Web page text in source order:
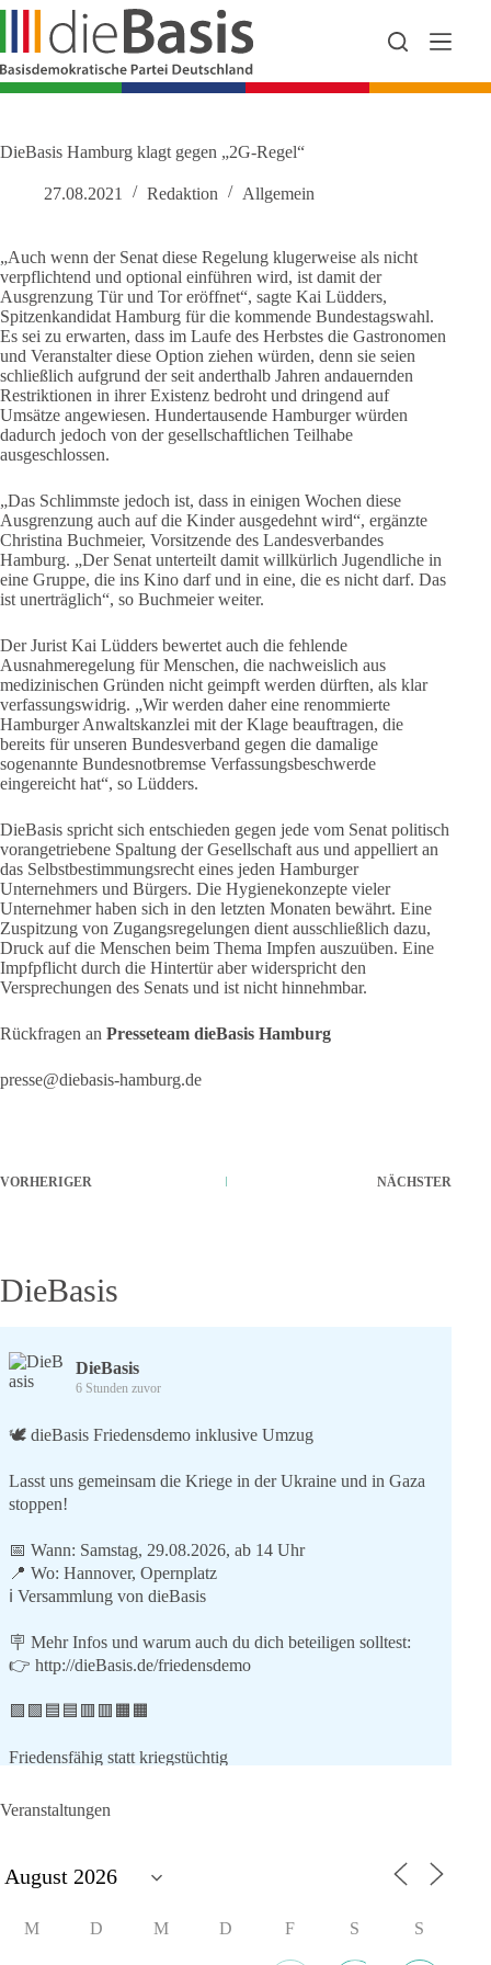
Zum
springen
DieBasis Hamburg klagt gegen „2G-Regel“
27.08.2021 Redaktion Allgemein
„Auch wenn der Senat diese Regelung klugerweise als nicht
verpflichtend und optional einführen wird, ist damit der
Ausgrenzung Tür und Tor eröffnet“, sagte Kai Lüdders,
Spitzenkandidat Hamburg für die kommende Bundestagswahl.
Es sei zu erwarten, dass im Laufe des Herbstes die Gastronomen
und Veranstalter diese Option ziehen würden, denn sie seien
schließlich aufgrund der seit anderthalb Jahren andauernden
Restriktionen in ihrer Existenz bedroht und dringend auf
Umsätze angewiesen. Hundertausende Hamburger würden
dadurch jedoch von der gesellschaftlichen Teilhabe
ausgeschlossen.
„Das Schlimmste jedoch ist, dass in einigen Wochen diese
Ausgrenzung auch auf die Kinder ausgedehnt wird“, ergänzte
Christina Buchmeier, Vorsitzende des Landesverbandes
Hamburg. „Der Senat unterteilt damit willkürlich Jugendliche in
eine Gruppe, die ins Kino darf und in eine, die es nicht darf. Das
ist unerträglich“, so Buchmeier weiter.
Der Jurist Kai Lüdders bewertet auch die fehlende
Ausnahmeregelung für Menschen, die nachweislich aus
medizinischen Gründen nicht geimpft werden dürften, als klar
verfassungswidrig. „Wir werden daher eine renommierte
Hamburger Anwaltskanzlei mit der Klage beauftragen, die
bereits für unseren Bundesverband gegen die damalige
sogenannte Bundesnotbremse Verfassungsbeschwerde
eingereicht hat“, so Lüdders.
DieBasis spricht sich entschieden gegen jede vom Senat politisch
vorangetriebene Spaltung der Gesellschaft aus und appelliert an
das Selbstbestimmungsrecht eines jeden Hamburger
Unternehmers und Bürgers. Die Hygienekonzepte vieler
Unternehmer haben sich in den letzten Monaten bewährt. Eine
Zuspitzung von Zugangsregelungen dient ausschließlich dazu,
Druck auf die Menschen beim Thema Impfen auszuüben. Eine
Impfpflicht durch die Hintertür aber widerspricht den
Versprechungen des Senats und ist nicht hinnehmbar.
Rückfragen an Presseteam dieBasis Hamburg
presse@diebasis-hamburg.de
VORHERIGER NÄCHSTER
DieBasis
DieBasis
6 Stunden zuvor
🕊 dieBasis Friedensdemo inklusive Umzug
Lasst uns gemeinsam die Kriege in der Ukraine und in Gaza
stoppen!
📅 Wann: Samstag, 29.08.2026, ab 14 Uhr
📍 Wo: Hannover, Opernplatz
ℹ️ Versammlung von dieBasis
🪧 Mehr Infos und warum auch du dich beteiligen solltest:
👉 http://dieBasis.de/friedensdemo
🟩🟩🟦🟦🟥🟥🟧🟧
Friedensfähig statt kriegstüchtig
Wir stehen für
zumindest in Kriegsgebiete
⚠️ Aufruf zum sofortigen Waffenstillstand bzw. zu
Veranstaltungen
M D M D F S S